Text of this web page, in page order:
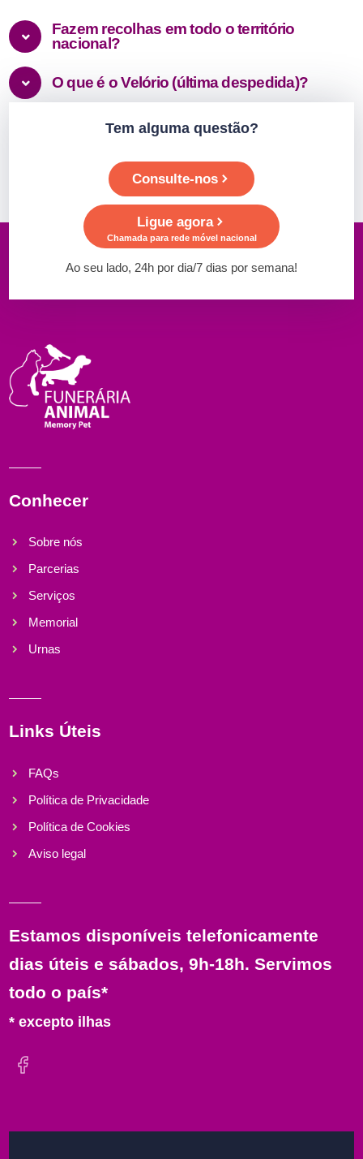
Fazem recolhas em todo o território
nacional?
O que é o Velório (última despedida)?
Tem alguma questão?
Consulte-nos
Ligue agora
Chamada para rede móvel nacional
Ao seu lado, 24h por dia/7 dias por semana!
Conhecer
Sobre nós
Parcerias
Serviços
Memorial
Urnas
Links Úteis
FAQs
Política de Privacidade
Política de Cookies
Aviso legal
Estamos disponíveis telefonicamente
dias úteis e sábados, 9h-18h. Servimos
todo o país*
* excepto ilhas